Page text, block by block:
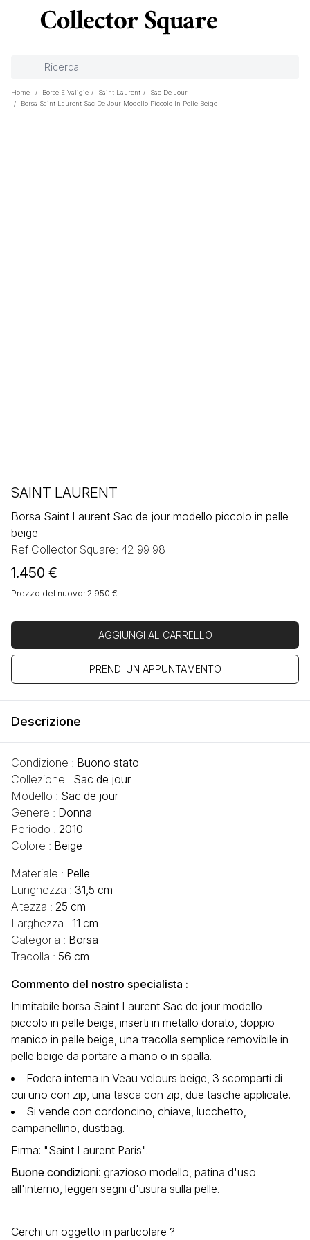
Home / Borse E Valigie / Saint Laurent /
Sac De Jour
/
Borsa Saint Laurent Sac De Jour Modello Piccolo In Pelle Beige
SAINT LAURENT
Borsa Saint Laurent Sac de jour modello piccolo in pelle
beige
Ref Collector Square: 42 99 98
1.450 €
Prezzo del nuovo: 2.950 €
AGGIUNGI AL CARRELLO
PRENDI UN APPUNTAMENTO
Descrizione
Condizione : Buono stato
Collezione : Sac de jour
Modello : Sac de jour
Genere : Donna
Periodo : 2010
Colore : Beige
Materiale : Pelle
Lunghezza : 31,5 cm
Altezza : 25 cm
Larghezza : 11 cm
Categoria : Borsa
Tracolla : 56 cm
Commento del nostro specialista :
Inimitabile borsa Saint Laurent Sac de jour modello
piccolo in pelle beige, inserti in metallo dorato, doppio
manico in pelle beige, una tracolla semplice removibile in
pelle beige da portare a mano o in spalla.
Fodera interna in Veau velours beige, 3 scomparti di
cui uno con zip, una tasca con zip, due tasche applicate.
Si vende con cordoncino, chiave, lucchetto,
campanellino, dustbag.
Firma: "Saint Laurent Paris".
Buone condizioni: grazioso modello, patina d'uso
all'interno, leggeri segni d'usura sulla pelle.
Cerchi un oggetto in particolare ?